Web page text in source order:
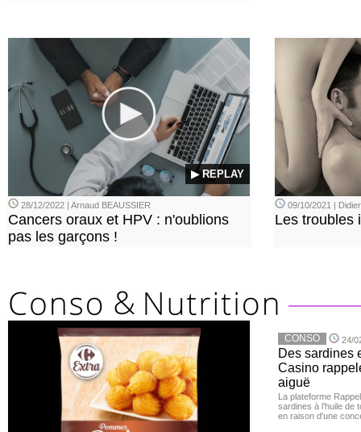
▶ REPLAY
28/12/2022 | Arnaud BEAUSSIER
Cancers oraux et HPV : n'oublions
pas les garçons !
09/10/2021 |
Les troubles
CONSO 24/
Des sardines
Casino
aiguë
La plateforme
sardines à l’huile de
en raison d'une